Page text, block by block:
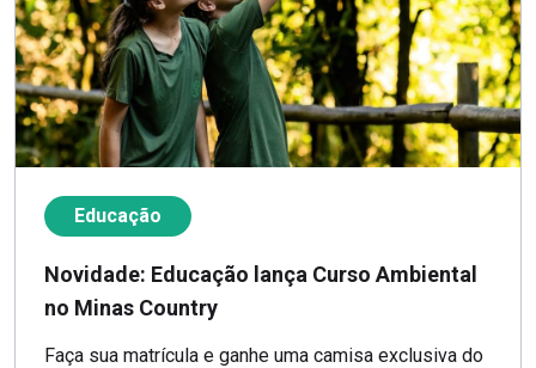
Educação
Novidade: Educação lança Curso Ambiental
no Minas Country
Faça sua matrícula e ganhe uma camisa exclusiva do